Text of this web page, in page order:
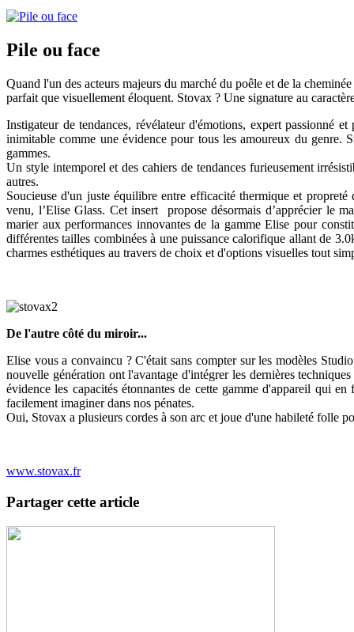
Pile ou face
Quand l'un des acteurs majeurs du marché du poêle et de la
parfait que visuellement éloquent. Stovax ? Une signature au
Instigateur de tendances, révélateur d'émotions, expert passionné
inimitable comme une évidence pour tous les amoureux du
gammes.
Un style intemporel et des cahiers de tendances furieusement
autres.
Soucieuse d'un juste équilibre entre efficacité thermique et
venu, l’Elise Glass. Cet insert propose désormais d’apprécier le
marier aux performances innovantes de la gamme Elise pour
différentes tailles combinées à une puissance calorifique allant de
charmes esthétiques au travers de choix et d'options visuelles tout
De l'autre côté du miroir...
Elise vous a convaincu ? C'était sans compter sur les modèles
nouvelle génération ont l'avantage d'intégrer les dernières
évidence les capacités étonnantes de cette gamme d'appareil qui
facilement imaginer dans nos pénates.
Oui, Stovax a plusieurs cordes à son arc et joue d'une habileté folle
www.stovax.fr
Partager cette article